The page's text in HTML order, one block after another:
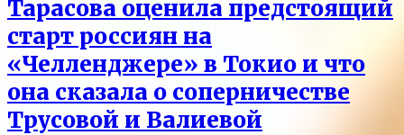
Тарасова оценила предстоящий
старт россиян на
«Челленджере» в Токио и что
она сказала о соперничестве
Трусовой и Валиевой